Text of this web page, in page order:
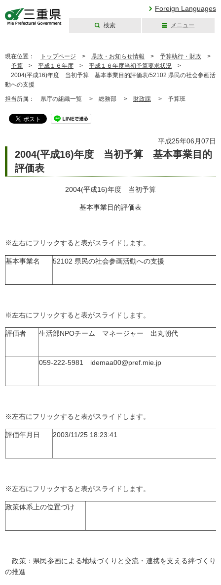
Foreign Languages
検索 メニュー
現在位置： トップページ > 県政・お知らせ情報 > 予算執行・財政 >
予算 > 平成１６年度 > 平成１６年度当初予算要求状況 >
2004(平成16)年度 当初予算 基本事業目的評価表/52102 県民の社会参画活
動への支援
担当所属： 県庁の組織一覧 > 総務部 > 財政課 > 予算班
平成25年06月07日
2004(平成16)年度 当初予算 基本事業目的
評価表
2004(平成16)年度 当初予算
基本事業目的評価表
※左右にフリックすると表がスライドします。
基本事業名 52102 県民の社会参画活動への支援
※左右にフリックすると表がスライドします。
評価者 生活部NPOチーム マネージャー 出丸朝代
059-222-5981 idemaa00@pref.mie.jp
※左右にフリックすると表がスライドします。
評価年月日 2003/11/25 18:23:41
※左右にフリックすると表がスライドします。
政策体系上の位置づけ
政策：県民参画による地域づくりと交流・連携を支える絆づくり
の推進